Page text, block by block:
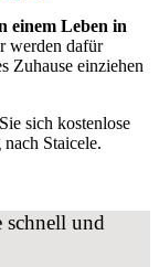
einem Leben in
werden dafür
Zuhause einziehen
sich kostenlose
Staicele.
schnell und